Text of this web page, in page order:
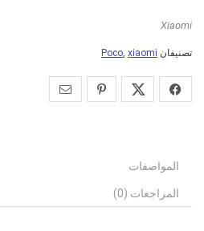
Xiaomi
تصنيفان Poco, xiaomi
المواصفات
المراجعات (0)